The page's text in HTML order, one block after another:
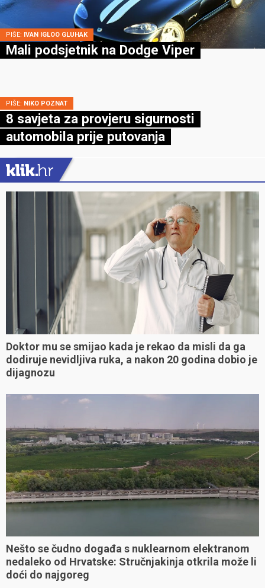
PIŠE: IVAN IGLOO GLUHAK
Mali podsjetnik na Dodge Viper
PIŠE: NIKO POZNAT
8 savjeta za provjeru sigurnosti
automobila prije putovanja
Doktor mu se smijao kada je rekao da misli da ga
dodiruje nevidljiva ruka, a nakon 20 godina dobio je
dijagnozu
Nešto se čudno događa s nuklearnom elektranom
nedaleko od Hrvatske: Stručnjakinja otkrila može li
doći do najgoreg